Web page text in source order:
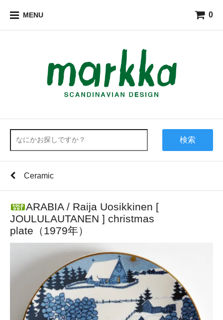
MENU 0
検索
Ceramic
ARABIA / Raija Uosikkinen [
JOULULAUTANEN ] christmas
plate（1979年）